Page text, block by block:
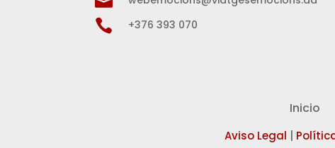
 +376 393 070
Inicio
Aviso Legal